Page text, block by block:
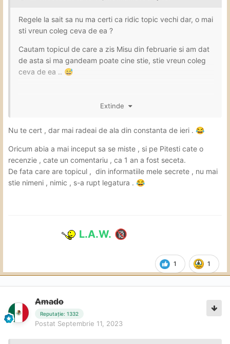
Regele la sait sa nu ma certi ca ridic topic vechi dar, o mai
sti vreun coleg ceva de ea ?
Cautam topicul de care a zis Misu din februarie si am dat
de asta si ma gandeam poate cine stie, stie vreun coleg
ceva de ea .. 😅
Nu inteleg de ce nu "poate" @Misuursulet
Extinde
Nu te cert , dar mai radeai de ala din constanta de ieri . 😂
Oricum abia a mai inceput sa se miste , si pe Pitesti cate o
recenzie , cate un comentariu , ca 1 an a fost seceta.
De fata care are topicul , din informatiile mele secrete , nu mai
stie nimeni , nimic , s-a rupt legatura . 😂
1 1
L.A.W. 🔞
Amado
Reputație: 1332
Postat Septembrie 11, 2023